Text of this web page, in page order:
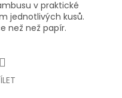
v praktické
jednotlivých kusů.
než než papír.